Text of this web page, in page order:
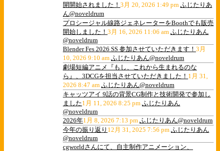
開開始されました！ 3月 20, 2026 1:49 pm ふじたりあ
ん@noveldrum
プロシージャル線路ジェネレーターをBoothでも販売
開始しました！ 3月 16, 2026 11:06 am ふじたりあん
@noveldrum
Blender Fes 2026 SS 参加させていただきます！ 3月
10, 2026 9:10 am ふじたりあん@noveldrum
劇場短編アニメ『もし、これから生まれるのな
ら』、3DCGを担当させていただきました！ 1月 31,
2026 8:47 am ふじたりあん@noveldrum
キャッツアイ 9話の背景CG制作と技術開発で参加し
ました1月 11, 2026 8:25 pm ふじたりあん
@noveldrum
2026年1月 8, 2026 7:13 pm ふじたりあん@noveldrum
今年の振り返り 12月 31, 2025 7:56 pm ふじたりあん
@noveldrum
cgworldさんにて、自主制作アニメーション、